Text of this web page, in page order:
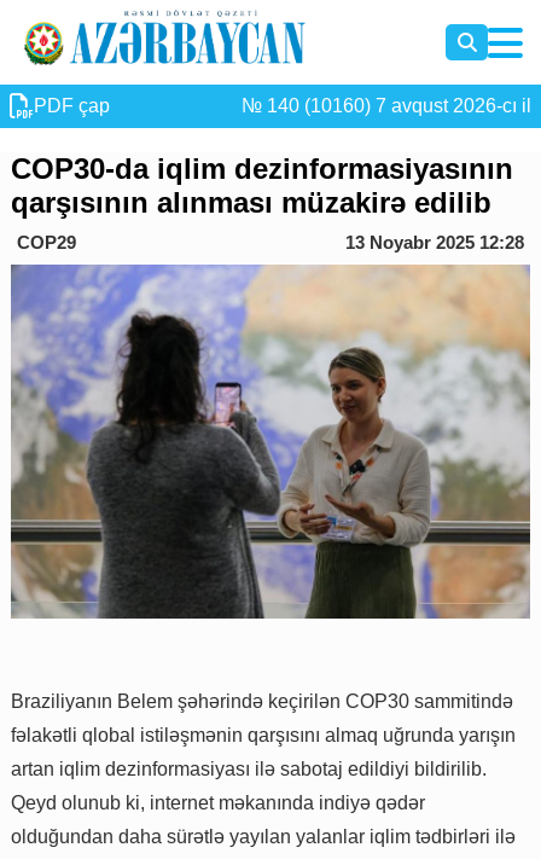
PDF çap № 140 (10160) 7 avqust 2026-cı il
COP30-da iqlim dezinformasiyasının
qarşısının alınması müzakirə edilib
COP29 13 Noyabr 2025 12:28
Braziliyanın Belem şəhərində keçirilən COP30 sammitində
fəlakətli qlobal istiləşmənin qarşısını almaq uğrunda yarışın
artan iqlim dezinformasiyası ilə sabotaj edildiyi bildirilib.
Qeyd olunub ki, internet məkanında indiyə qədər
olduğundan daha sürətlə yayılan yalanlar iqlim tədbirləri ilə